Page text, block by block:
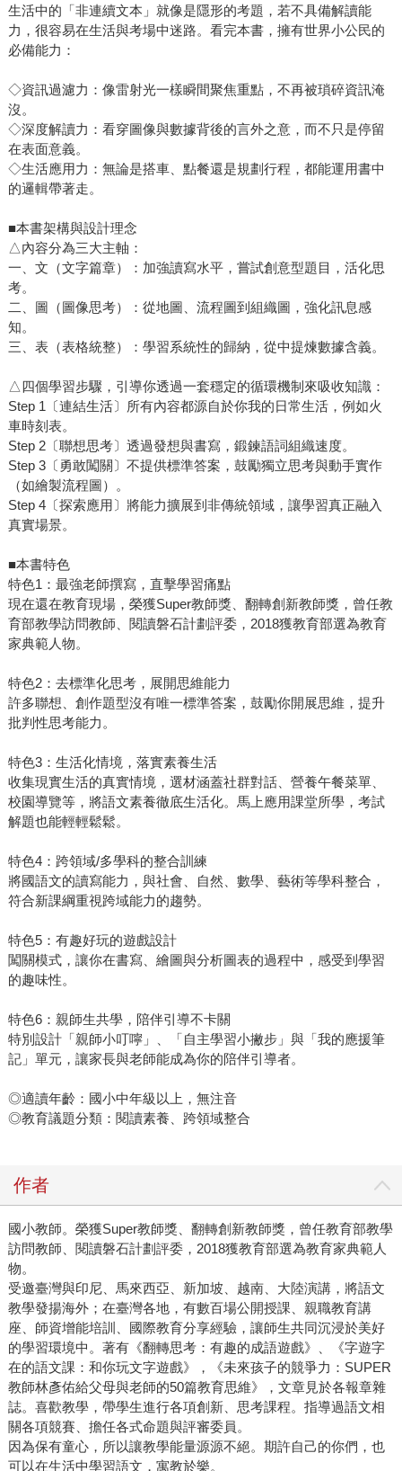
生活中的「非連續文本」就像是隱形的考題，若不具備解讀能
力，很容易在生活與考場中迷路。看完本書，擁有世界小公民的
必備能力：
◇資訊過濾力：像雷射光一樣瞬間聚焦重點，不再被瑣碎資訊淹
沒。
◇深度解讀力：看穿圖像與數據背後的言外之意，而不只是停留
在表面意義。
◇生活應用力：無論是搭車、點餐還是規劃行程，都能運用書中
的邏輯帶著走。
■本書架構與設計理念
△內容分為三大主軸：
一、文（文字篇章）：加強讀寫水平，嘗試創意型題目，活化思
考。
二、圖（圖像思考）：從地圖、流程圖到組織圖，強化訊息感
知。
三、表（表格統整）：學習系統性的歸納，從中提煉數據含義。
△四個學習步驟，引導你透過一套穩定的循環機制來吸收知識：
Step 1〔連結生活〕所有內容都源自於你我的日常生活，例如火
車時刻表。
Step 2〔聯想思考〕透過發想與書寫，鍛鍊語詞組織速度。
Step 3〔勇敢闖關〕不提供標準答案，鼓勵獨立思考與動手實作
（如繪製流程圖）。
Step 4〔探索應用〕將能力擴展到非傳統領域，讓學習真正融入
真實場景。
■本書特色
特色1：最強老師撰寫，直擊學習痛點
現在還在教育現場，榮獲Super教師獎、翻轉創新教師獎，曾任教
育部教學訪問教師、閱讀磐石計劃評委，2018獲教育部選為教育
家典範人物。
特色2：去標準化思考，展開思維能力
許多聯想、創作題型沒有唯一標準答案，鼓勵你開展思維，提升
批判性思考能力。
特色3：生活化情境，落實素養生活
收集現實生活的真實情境，選材涵蓋社群對話、營養午餐菜單、
校園導覽等，將語文素養徹底生活化。馬上應用課堂所學，考試
解題也能輕輕鬆鬆。
特色4：跨領域/多學科的整合訓練
將國語文的讀寫能力，與社會、自然、數學、藝術等學科整合，
符合新課綱重視跨域能力的趨勢。
特色5：有趣好玩的遊戲設計
闖關模式，讓你在書寫、繪圖與分析圖表的過程中，感受到學習
的趣味性。
特色6：親師生共學，陪伴引導不卡關
特別設計「親師小叮嚀」、「自主學習小撇步」與「我的應援筆
記」單元，讓家長與老師能成為你的陪伴引導者。
◎適讀年齡：國小中年級以上，無注音
◎教育議題分類：閱讀素養、跨領域整合
作者
國小教師。榮獲Super教師獎、翻轉創新教師獎，曾任教育部教學
訪問教師、閱讀磐石計劃評委，2018獲教育部選為教育家典範人
物。
受邀臺灣與印尼、馬來西亞、新加坡、越南、大陸演講，將語文
教學發揚海外；在臺灣各地，有數百場公開授課、親職教育講
座、師資增能培訓、國際教育分享經驗，讓師生共同沉浸於美好
的學習環境中。著有《翻轉思考：有趣的成語遊戲》、《字遊字
在的語文課：和你玩文字遊戲》，《未來孩子的競爭力：SUPER
教師林彥佑給父母與老師的50篇教育思維》，文章見於各報章雜
誌。喜歡教學，帶學生進行各項創新、思考課程。指導過語文相
關各項競賽、擔任各式命題與評審委員。
因為保有童心，所以讓教學能量源源不絕。期許自己的你們，也
可以在生活中學習語文，寓教於樂。